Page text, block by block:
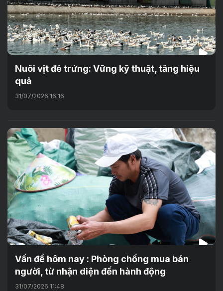
Nuôi vịt đẻ trứng: Vững kỹ thuật, tăng hiệu
quả
31/07/2026 16:16
Vấn đề hôm nay : Phòng chống mua bán
người, từ nhận diện đến hành động
31/07/2026 11:48